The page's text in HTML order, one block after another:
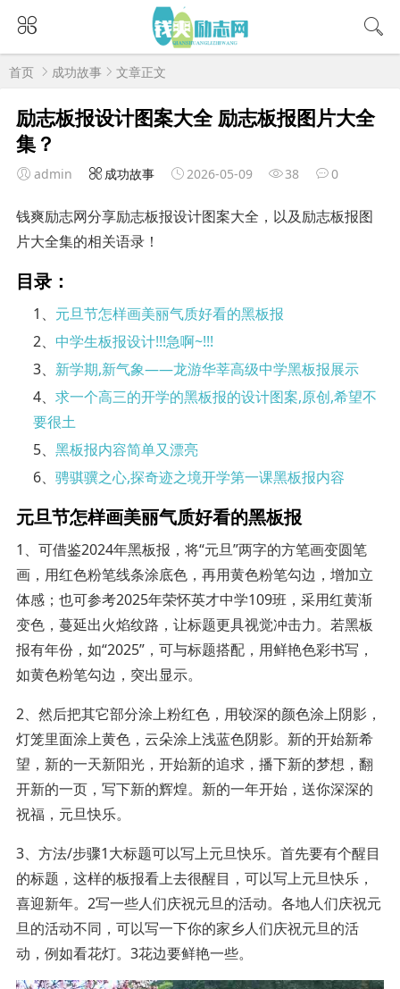
首页 成功故事 文章正文
励志板报设计图案大全 励志板报图片大全
集？
admin 成功故事 2026-05-09 38 0
钱爽励志网分享励志板报设计图案大全，以及励志板报图
片大全集的相关语录！
目录：
1、 元旦节怎样画美丽气质好看的黑板报
2、 中学生板报设计!!!急啊~!!!
3、 新学期,新气象——龙游华莘高级中学黑板报展示
4、求一个高三的开学的黑板报的设计图案,原创,希望不
要很土
5、黑板报内容简单又漂亮
6、骋骐骥之心,探奇迹之境开学第一课黑板报内容
元旦节怎样画美丽气质好看的黑板报
1、可借鉴2024年黑板报，将“元旦”两字的方笔画变圆笔
画，用红色粉笔线条涂底色，再用黄色粉笔勾边，增加立
体感；也可参考2025年荣怀英才中学109班，采用红黄渐
变色，蔓延出火焰纹路，让标题更具视觉冲击力。若黑板
报有年份，如“2025”，可与标题搭配，用鲜艳色彩书写，
如黄色粉笔勾边，突出显示。
2、然后把其它部分涂上粉红色，用较深的颜色涂上阴影，
灯笼里面涂上黄色，云朵涂上浅蓝色阴影。新的开始新希
望，新的一天新阳光，开始新的追求，播下新的梦想，翻
开新的一页，写下新的辉煌。新的一年开始，送你深深的
祝福，元旦快乐。
3、方法/步骤1大标题可以写上元旦快乐。首先要有个醒目
的标题，这样的板报看上去很醒目，可以写上元旦快乐，
喜迎新年。2写一些人们庆祝元旦的活动。各地人们庆祝元
旦的活动不同，可以写一下你的家乡人们庆祝元旦的活
动，例如看花灯。3花边要鲜艳一些。